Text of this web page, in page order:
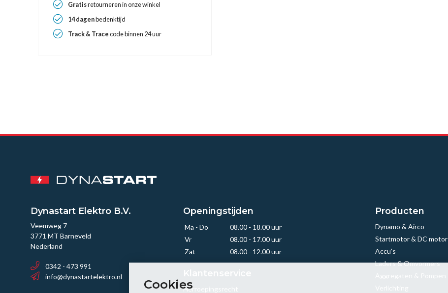
Cookies
Gratisretourneren in onze winkel
14 dagenbedenktijd
Track & Tracecode binnen 24 uur
Dynastart Elektro B.V.
Veemweg 7
3771 MT Barneveld
Nederland
0342 - 473 991
info@dynastartelektro.nl
Openingstijden
Ma - Do
08.00 - 18.00 uur
Vr
08.00 - 17.00 uur
Zat
08.00 - 12.00 uur
Herroepingsrecht
Producten
Dynamo & Airco
Startmotor & DC motor
Accu’s
Laders & Omvormers